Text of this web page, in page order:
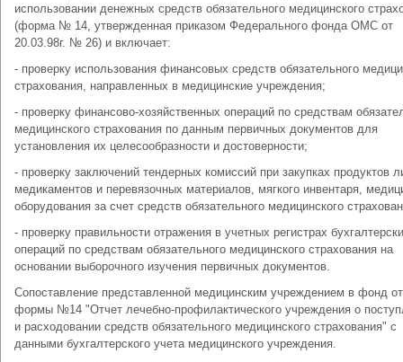
использовании денежных средств обязательного медицинского
(форма № 14, утвержденная приказом Федерального фонда ОМС от
20.03.98г. № 26) и включает:
- проверку использования финансовых средств обязательного
страхования, направленных в медицинские учреждения;
- проверку финансово-хозяйственных операций по средствам
медицинского страхования по данным первичных документов для
установления их целесообразности и достоверности;
- проверку заключений тендерных комиссий при закупках продуктов
медикаментов и перевязочных материалов, мягкого инвентаря,
оборудования за счет средств обязательного медицинского
- проверку правильности отражения в учетных регистрах
операций по средствам обязательного медицинского страхования на
основании выборочного изучения первичных документов.
Сопоставление представленной медицинским учреждением в фонд
формы №14 "Отчет лечебно-профилактического учреждения о
и расходовании средств обязательного медицинского страхования" с
данными бухгалтерского учета медицинского учреждения.